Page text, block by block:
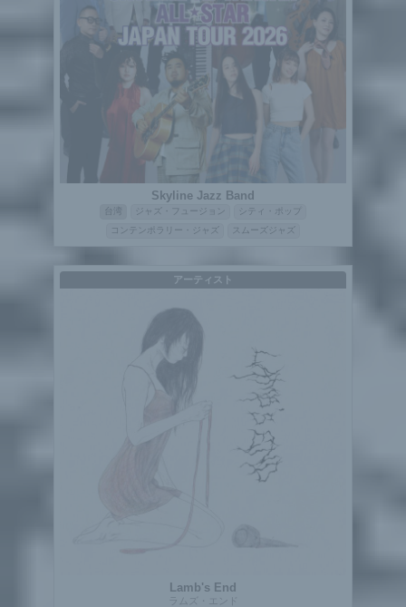
Skyline Jazz Band
台湾 ジャズ・フュージョン
シティ・ポップ
コンテンポラリー・ジャズ
スムーズジャズ
アーティスト
Lamb's End
ラムズ・エンド